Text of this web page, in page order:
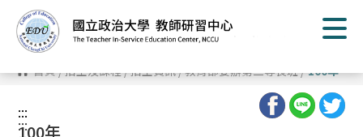
到
主
要
容 首頁/招生及課程/招生資訊/教育部委辦第二專長班/100年
:::
:::
100年